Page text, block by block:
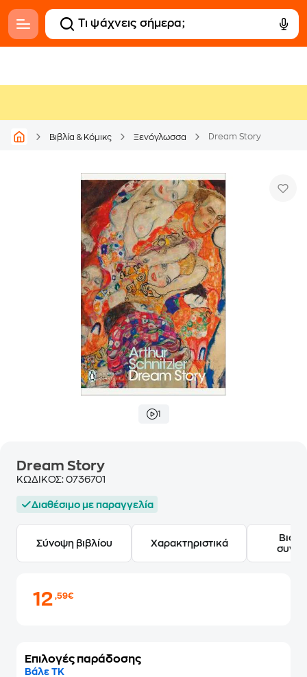
Βιβλία & Κόμικς Ξενόγλωσσα Dream Story
1
Dream Story
ΚΩΔΙΚΟΣ: 0736701
Διαθέσιμο με παραγγελία
Σύνοψη βιβλίου Χαρακτηριστικά
12,59€
Επιλογές παράδοσης
Βάλε ΤΚ